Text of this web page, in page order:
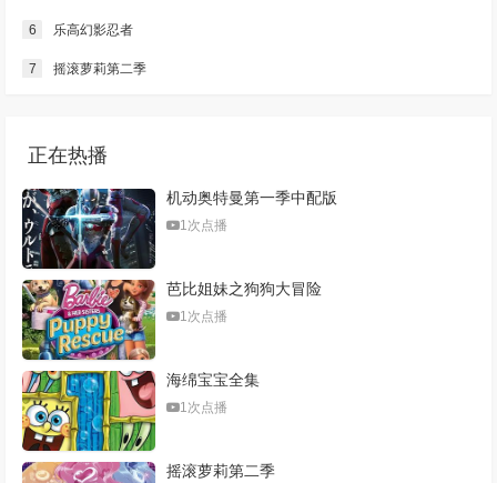
6 乐高幻影忍者
7 摇滚萝莉第二季
正在热播
机动奥特曼第一季中配版
1次点播
芭比姐妹之狗狗大冒险
1次点播
海绵宝宝全集
1次点播
摇滚萝莉第二季